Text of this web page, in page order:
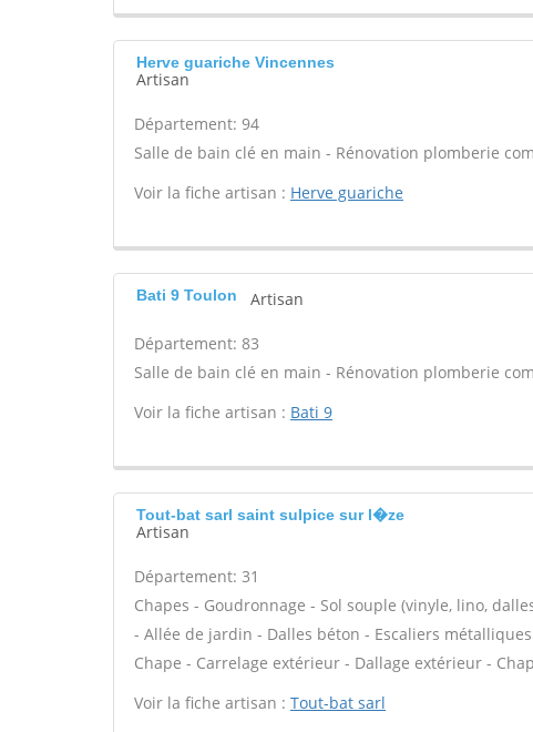
Herve guariche Vincennes
Artisan
Département: 94
Salle de bain clé en main - Rénovation plomberie
Voir la fiche artisan : Herve guariche
Bati 9 Toulon Artisan
Département: 83
Salle de bain clé en main - Rénovation plomberie
Voir la fiche artisan : Bati 9
Tout-bat sarl saint sulpice sur l�ze
Artisan
Département: 31
Chapes - Goudronnage - Sol souple (vinyle, lino,
- Allée de jardin - Dalles béton - Escaliers
Chape - Carrelage extérieur - Dallage extérieur -
Voir la fiche artisan : Tout-bat sarl